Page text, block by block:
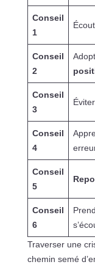
Conseil
1
Conseil
2
Conseil
3
Conseil
4
Conseil
5
Conseil
6
Traverser une
chemin semé